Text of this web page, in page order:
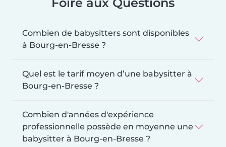
Combien de babysitters sont disponibles
à Bourg-en-Bresse ?
Quel est le tarif moyen d’une babysitter à
Bourg-en-Bresse ?
Combien d'années d'expérience
professionnelle possède en moyenne une
babysitter à Bourg-en-Bresse ?